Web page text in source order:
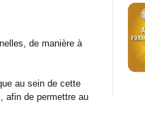
de manière à
au sein de cette
afin de permettre au